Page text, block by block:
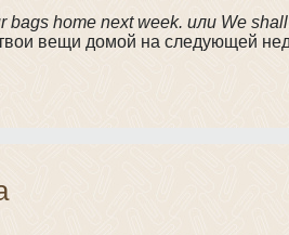
bags home next week. или We
вещи домой на следующей